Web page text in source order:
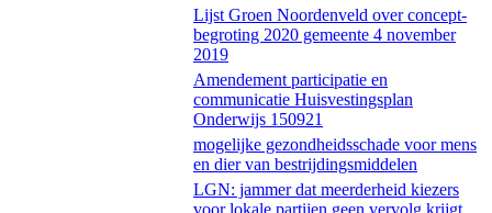
Lijst Groen Noordenveld over concept-
begroting 2020 gemeente 4 november
2019
Amendement participatie en
communicatie Huisvestingsplan
Onderwijs 150921
mogelijke gezondheidsschade voor mens
en dier van bestrijdingsmiddelen
LGN: jammer dat meerderheid kiezers
voor lokale partijen geen vervolg krijgt